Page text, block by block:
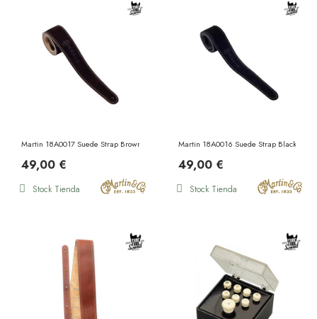
Martin 18A0017 Suede Strap Brown
49,00 €
Stock Tienda
Martin 18A0016 Suede Strap Black
49,00 €
Stock Tienda